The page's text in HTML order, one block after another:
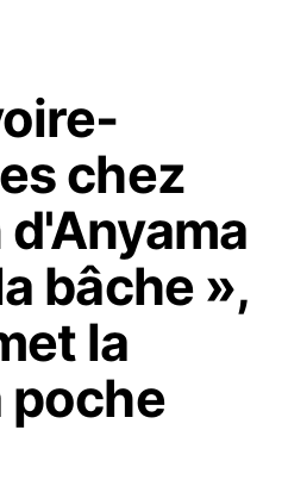
chez
bâche »,
la
poche